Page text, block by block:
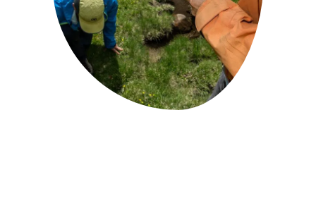
UNEIX-TE A NOSALTRES
NOTÍCIES I AGENDA